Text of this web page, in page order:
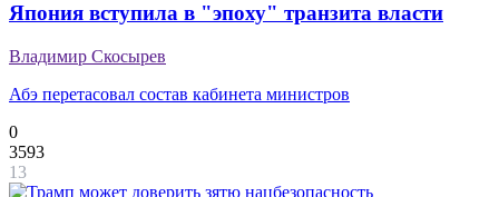
Япония вступила в "эпоху" транзита власти
Владимир Скосырев
Абэ перетасовал состав кабинета министров
0
3593
13